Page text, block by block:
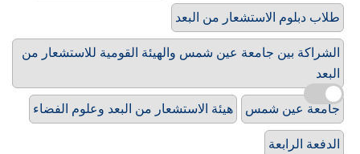
طلاب دبلوم الاستشعار من البعد
الشراكة بين جامعة عين شمس والهيئة القومية للاستشعار من
البعد
هيئة الاستشعار من البعد وعلوم الفضاء جامعة عين شمس
الدفعة الرابعة